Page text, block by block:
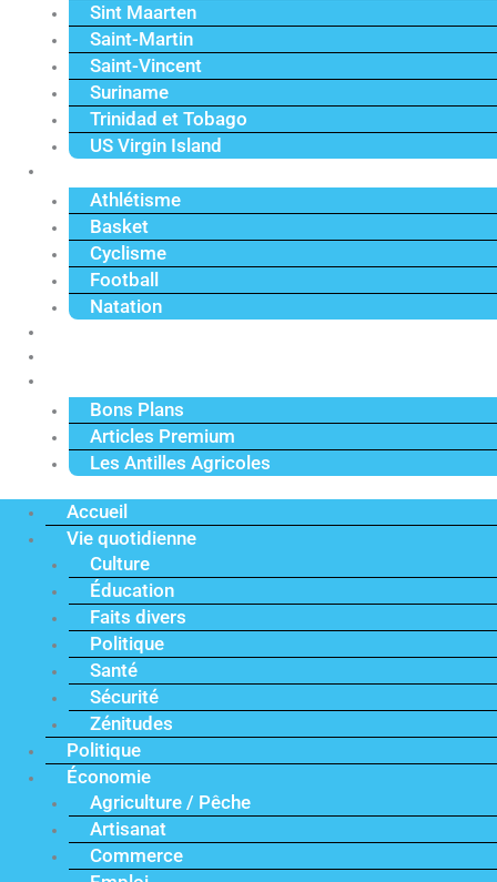
Sint Maarten
Saint-Martin
Saint-Vincent
Suriname
Trinidad et Tobago
US Virgin Island
Athlétisme
Basket
Cyclisme
Football
Natation
Bons Plans
Articles Premium
Les Antilles Agricoles
Accueil
Vie quotidienne
Culture
Éducation
Faits divers
Politique
Santé
Sécurité
Zénitudes
Politique
Économie
Agriculture / Pêche
Artisanat
Commerce